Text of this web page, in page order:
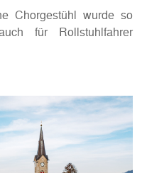
Chorgestühl wurde so
für Rollstuhlfahrer